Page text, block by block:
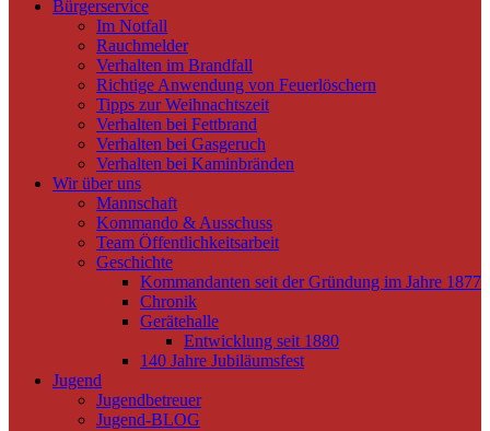
Bürgerservice
Im Notfall
Rauchmelder
Verhalten im Brandfall
Richtige Anwendung von Feuerlöschern
Tipps zur Weihnachtszeit
Verhalten bei Fettbrand
Verhalten bei Gasgeruch
Verhalten bei Kaminbränden
Wir über uns
Mannschaft
Kommando & Ausschuss
Team Öffentlichkeitsarbeit
Geschichte
Kommandanten seit der Gründung im Jahre 1877
Chronik
Gerätehalle
Entwicklung seit 1880
140 Jahre Jubiläumsfest
Jugend
Jugendbetreuer
Jugend-BLOG